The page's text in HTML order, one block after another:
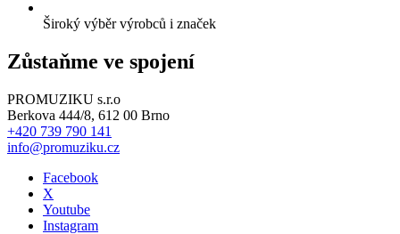
Široký výběr výrobců i značek
Zůstaňme ve spojení
PROMUZIKU s.r.o
Berkova 444/8, 612 00 Brno
+420 739 790 141
info@promuziku.cz
Facebook
X
Youtube
Instagram